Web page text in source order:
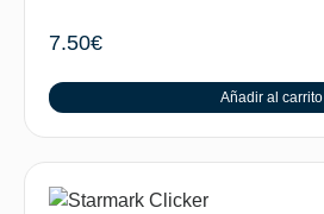
7.50€
Añadir al carrito